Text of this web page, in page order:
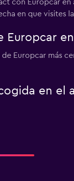
con Europcar en
en que visites
Europcar más
en el